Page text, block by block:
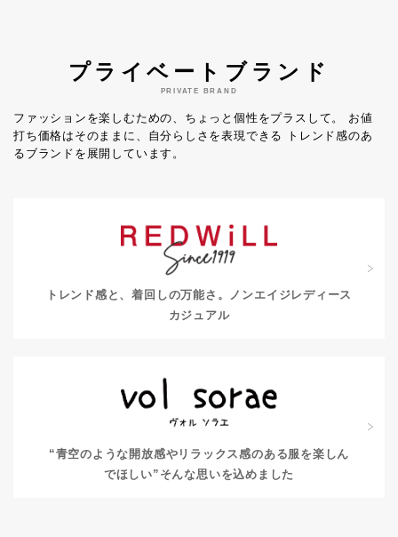
プライベートブランド
PRIVATE BRAND
ファッションを楽しむための、ちょっと個性をプラスして。
お値
打ち価格はそのままに、自分らしさを表現できる
トレンド感のあ
るブランドを展開しています。
トレンド感と、着回しの万能さ。
ノンエイジレディース
カジュアル
“青空のような開放感やリラックス感のある服を楽しん
でほしい” そんな思いを込めました